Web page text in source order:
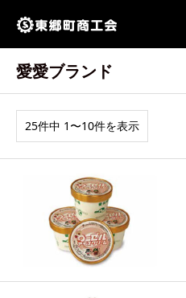
愛愛ブランド
25件中 1〜10件を表示